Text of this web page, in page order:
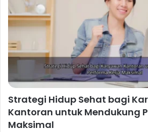
Strategi Hidup Sehat bagi
Kantoran untuk Mendukung
Maksimal